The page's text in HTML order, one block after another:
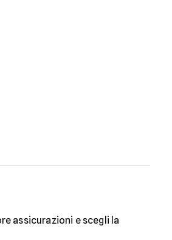
assicurazioni e scegli la